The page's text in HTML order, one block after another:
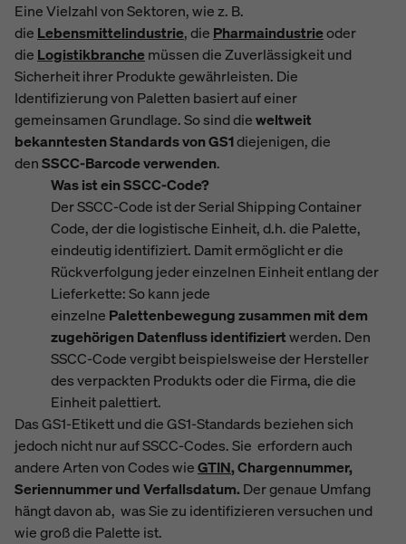
Eine Vielzahl von Sektoren, wie z. B.
die Lebensmittelindustrie, die Pharmaindustrieoder
die Logistikbranchemüssen die Zuverlässigkeit und
Sicherheit ihrer Produkte gewährleisten. Die
Identifizierung von Paletten basiert auf einer
gemeinsamen Grundlage. So sind dieweltweit
bekanntesten Standards von GS1diejenigen, die
denSSCC-Barcode verwenden.
Was ist ein SSCC-Code?
Der SSCC-Code ist der Serial Shipping Container
Code, der die logistische Einheit, d.h. die Palette,
eindeutig identifiziert. Damit ermöglicht er die
Rückverfolgung jeder einzelnen Einheit entlang der
Lieferkette: So kann jede
einzelne Palettenbewegung zusammen mit dem
zugehörigen Datenfluss identifiziertwerden. Den
SSCC-Code vergibt beispielsweise der Hersteller
des verpackten Produkts oder die Firma, die die
Einheit palettiert.
Das GS1-Etikett und die GS1-Standards beziehen sich
jedoch nicht nur auf SSCC-Codes. Sie erfordern auch
andere Arten von Codes wieGTIN, Chargennummer,
Seriennummer und Verfallsdatum. Der genaue Umfang
hängt davon ab, was Sie zu identifizieren versuchen und
wie groß die Palette ist.